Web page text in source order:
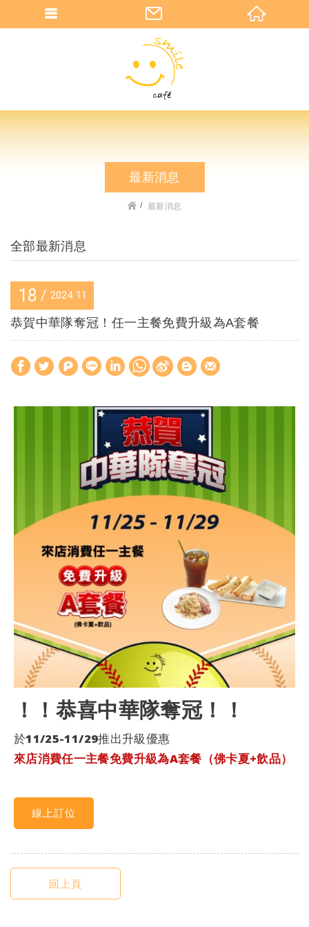
最新消息
最新消息
全部最新消息
18 11
2024
恭賀中華隊奪冠！任一主餐免費升級為A套餐
！！恭喜中華隊奪冠！！
於11/25-11/29推出升級優惠
來店消費任一主餐免費升級為A套餐（佛卡夏+飲品）
線上訂位
回上頁